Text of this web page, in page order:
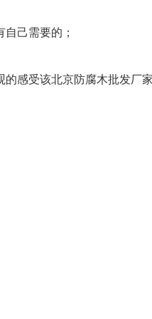
己需要的；
感受该北京防腐木批发厂